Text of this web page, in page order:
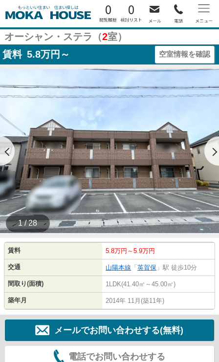
0 0
オーシャン・ステラ（2室）
賃料 5.8万円～ 空室情報を確認
1 / 28
賃料 5.8万円～5.9万円
交通 山陽本線 「 英賀保 」駅 徒歩10分
間取り(面積) 1LDK(41.40㎡～45.00㎡)
築年月 2014年 11月(築11年)
メールでお問い合わせする(無料)
電話でお問い合わせする